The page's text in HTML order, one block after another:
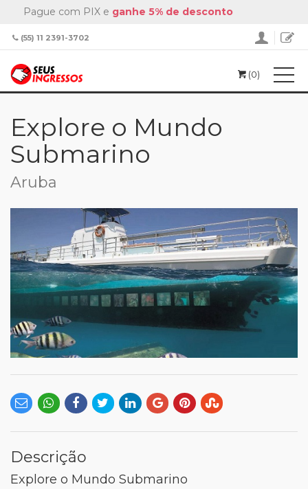
Pague com PIX e ganhe 5% de desconto
(55) 11 2391-3702
(0)
Home Entradas
Explore o Mundo
Submarino
Aruba
Descrição
Explore o Mundo Submarino